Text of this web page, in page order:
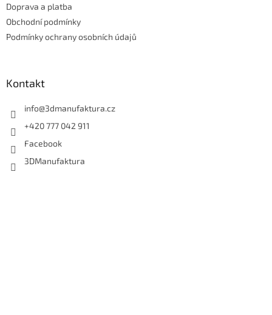
Doprava a platba
Obchodní podmínky
Podmínky ochrany osobních údajů
Kontakt
info@3dmanufaktura.cz
+420 777 042 911
Facebook
3DManufaktura